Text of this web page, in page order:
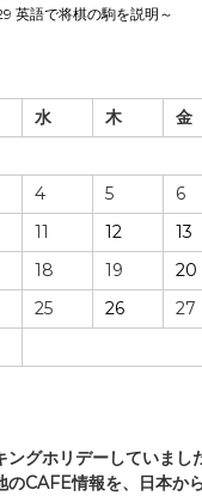
英語で将棋の駒を説明～
水 木 金
4 5 6
11 12 13
18 19 20
25 26 27
ングホリデーしていま
のCAFE情報を、日本か